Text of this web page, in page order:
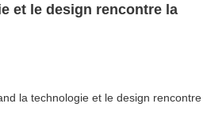
et le design rencontre la